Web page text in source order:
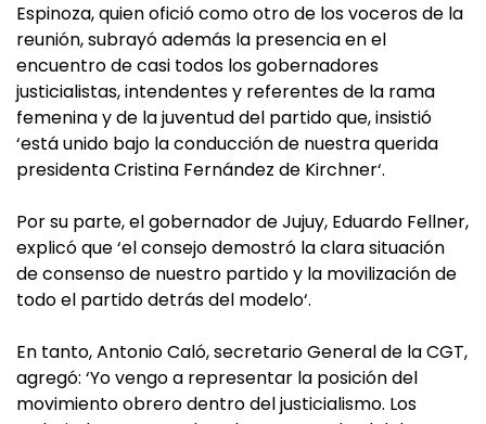
Espinoza, quien ofició como otro de los voceros de la
reunión, subrayó además la presencia en el
encuentro de casi todos los gobernadores
justicialistas, intendentes y referentes de la rama
femenina y de la juventud del partido que, insistió
‘está unido bajo la conducción de nuestra querida
presidenta Cristina Fernández de Kirchner‘.
Por su parte, el gobernador de Jujuy, Eduardo Fellner,
explicó que ‘el consejo demostró la clara situación
de consenso de nuestro partido y la movilización de
todo el partido detrás del modelo‘.
En tanto, Antonio Caló, secretario General de la CGT,
agregó: ‘Yo vengo a representar la posición del
movimiento obrero dentro del justicialismo. Los